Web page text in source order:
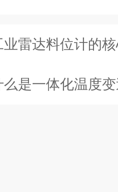
业雷达料位计的
是一体化温度变送